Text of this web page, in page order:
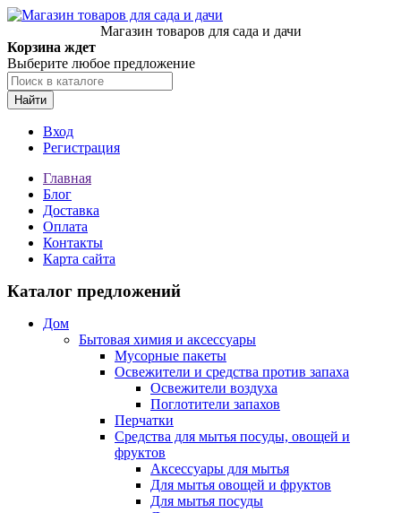
Магазин товаров для сада и дачи
Корзина ждет
Выберите любое предложение
Найти
Вход
Регистрация
Главная
Блог
Доставка
Оплата
Контакты
Карта сайта
Каталог предложений
Дом
Бытовая химия и аксессуары
Мусорные пакеты
Освежители и средства против запаха
Освежители воздуха
Поглотители запахов
Перчатки
Средства для мытья посуды, овощей и
фруктов
Аксессуары для мытья
Для мытья овощей и фруктов
Для мытья посуды